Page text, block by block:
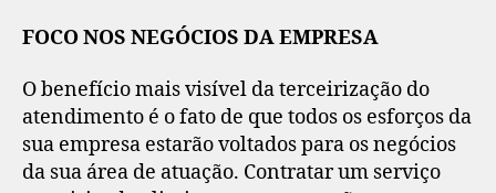
FOCO NOS NEGÓCIOS DA EMPRESA
O benefício mais visível da terceirização do
atendimento é o fato de que todos os esforços da
sua empresa estarão voltados para os negócios
da sua área de atuação. Contratar um serviço